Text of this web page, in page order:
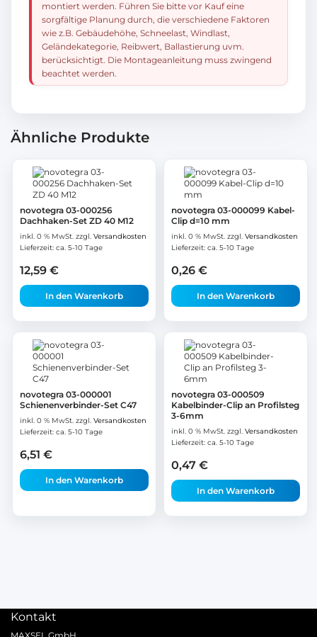
montiert werden. Führen Sie bitte vor Kauf eine
sorgfältige Planung durch, die verschiedene Faktoren
wie z.B. Gebäudehöhe, Schneelast, Windlast,
Geländekategorie, Reibwert, Ballastierung uvm.
berücksichtigt. Die Montageanleitung muss zwingend
beachtet werden.
Ähnliche Produkte
novotegra 03-000256
Dachhaken-Set ZD 40 M12
inkl. 0 % MwSt. zzgl. Versandkosten
Lieferzeit: ca. 5-10 Tage
12,59 €
In den Warenkorb
novotegra 03-000099 Kabel-
Clip d=10 mm
inkl. 0 % MwSt. zzgl. Versandkosten
Lieferzeit: ca. 5-10 Tage
0,26 €
In den Warenkorb
novotegra 03-000001
Schienenverbinder-Set C47
inkl. 0 % MwSt. zzgl. Versandkosten
Lieferzeit: ca. 5-10 Tage
6,51 €
In den Warenkorb
novotegra 03-000509
Kabelbinder-Clip an Profilsteg
3-6mm
inkl. 0 % MwSt. zzgl. Versandkosten
Lieferzeit: ca. 5-10 Tage
0,47 €
In den Warenkorb
Kontakt